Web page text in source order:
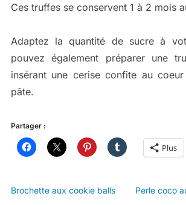
Ces truffes se conservent 1 à 2 mois
Adaptez la quantité de sucre à
pouvez également préparer une
insérant une cerise confite au
pâte.
Partager :
Plus
Brochette aux cookie balls Perle coco